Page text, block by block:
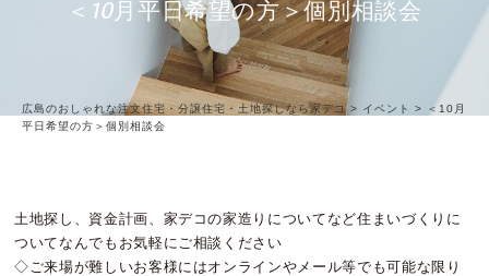
＜10月平日希望の方＞個別相談会
広島のおしゃれな注文住宅・分譲住宅・土地探しなら家デコ> イベント >
＜10月
平日希望の方＞個別相談会
土地探し、資金計画、家デコの家造りについてなど住まいづくりに
ついてなんでもお気軽にご相談ください
◇ご来場が難しいお客様にはオンラインやメール等でも可能な限り